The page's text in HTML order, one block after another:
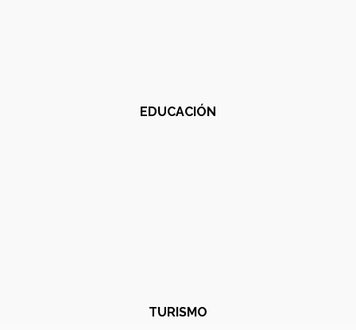
EDUCACIÓN
TURISMO